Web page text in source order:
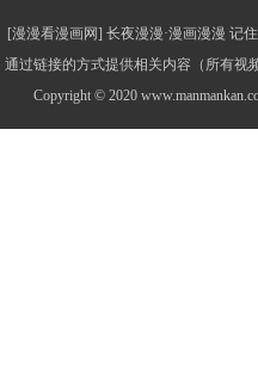
[漫漫看漫画网] 长夜漫漫·漫画漫漫 记
过链接的方式提供相关内容（所有
Copyright © 2020